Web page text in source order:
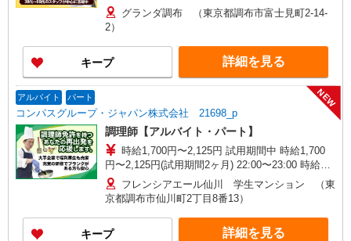
分単位で別途支給します。
グランダ調布 （東京都調布市富士見町2-14-
2）
キープ 詳細を見る
アルバイト パート
コンパスグループ・ジャパン株式会社 21698_p
NEW
調理師【アルバイト・パート】
時給1,700円〜2,125円 試用期間中 時給1,700
円〜2,125円(試用期間2ヶ月) 22:00〜23:00 時給
2,125円以上 残業が発生した場合、残業代を1分単
位で別途支給します。
フレンシアエール仙川 学生マンション （東
京都調布市仙川町2丁目8番13）
キープ 詳細を見る